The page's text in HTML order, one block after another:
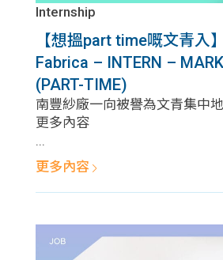
Internship
【想搵part time嘅文青入
Fabrica – INTERN –
(PART-TIME)
南豐紗廠一向被譽為文青集中
更多內容
...
更多內容